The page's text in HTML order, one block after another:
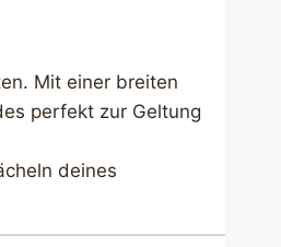
Mit einer breiten
perfekt zur Geltung
deines